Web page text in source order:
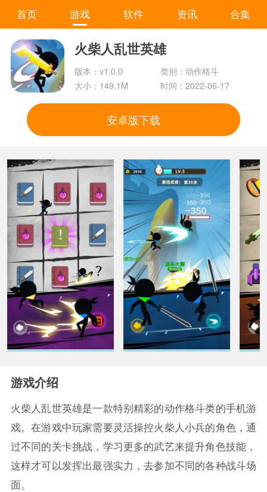
首页 游戏 软件 资讯 合集
火柴人乱世英雄
版本：v1.0.0
类别：动作格斗
大小：149.1M
时间：2022-06-17
安卓版下载
游戏介绍
火柴人乱世英雄是一款特别精彩的动作格斗类的手机游
戏。在游戏中玩家需要灵活操控火柴人小兵的角色，通
过不同的关卡挑战，学习更多的武艺来提升角色技能，
这样才可以发挥出最强实力，去参加不同的各种战斗场
面。